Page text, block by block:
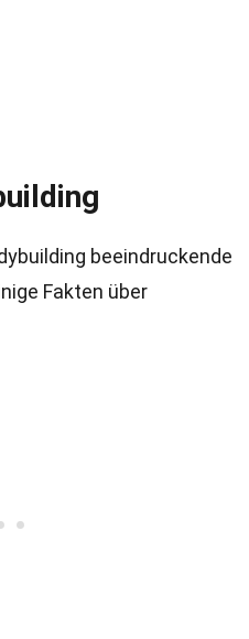
beeindruckende
Fakten über